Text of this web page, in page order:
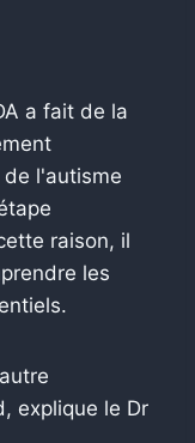
a fait de la
l'autisme
raison, il
les
explique le Dr